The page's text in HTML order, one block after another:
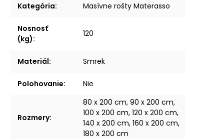
Kategória: Masívne rošty Materasso
Nosnosť
(kg):
120
Materiál: Smrek
Polohovanie: Nie
Rozmery:
80 x 200 cm, 90 x 200 cm,
100 x 200 cm, 120 x 200 cm,
140 x 200 cm, 160 x 200 cm,
180 x 200 cm